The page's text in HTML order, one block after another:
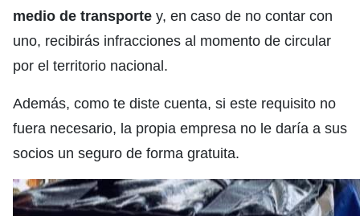
medio de transporte y, en caso de no contar con
uno, recibirás infracciones al momento de circular
por el territorio nacional.
Además, como te diste cuenta, si este requisito no
fuera necesario, la propia empresa no le daría a sus
socios un seguro de forma gratuita.